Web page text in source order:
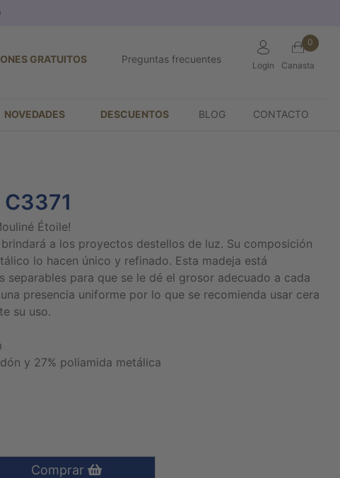
GRATUITOS Preguntas frecuentes
Login
0
Canasta
NOVEDADES DESCUENTOS BLOG CONTACTO
C3371
Étoile!
a los proyectos destellos de luz. Su composición
lo hacen único y refinado. Esta madeja está
separables para que se le dé el grosor adecuado a cada
presencia uniforme por lo que se recomienda usar cera
su uso.
y 27% poliamida metálica
Comprar